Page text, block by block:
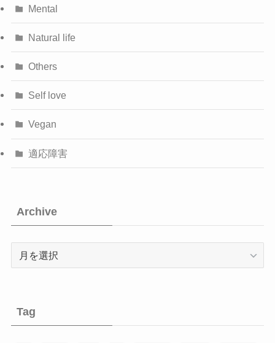
Mental
Natural life
Others
Self love
Vegan
適応障害
Archive
Archive
Tag